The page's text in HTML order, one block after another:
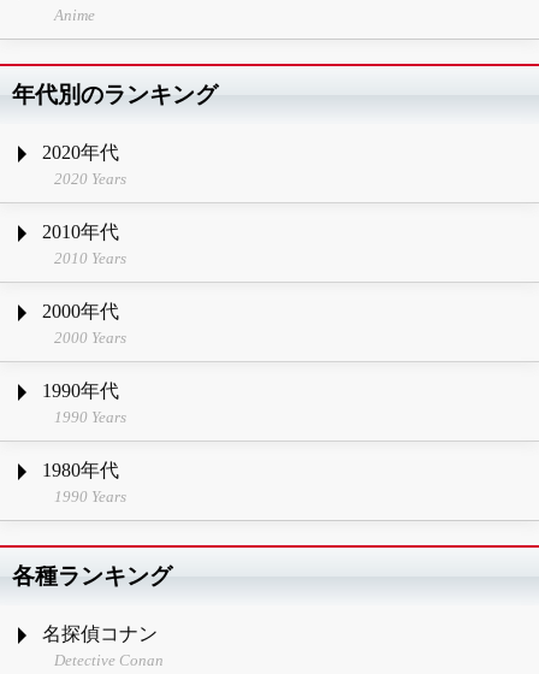
Anime
年代別のランキング
2020年代
2020 Years
2010年代
2010 Years
2000年代
2000 Years
1990年代
1990 Years
1980年代
1990 Years
各種ランキング
名探偵コナン
Detective Conan